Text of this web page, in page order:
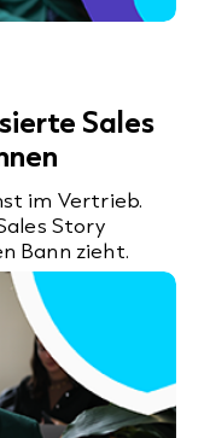
Sales
im Vertrieb.
Story
Bann zieht.